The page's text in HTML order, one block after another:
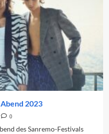
2023
0
des Sanremo-Festivals